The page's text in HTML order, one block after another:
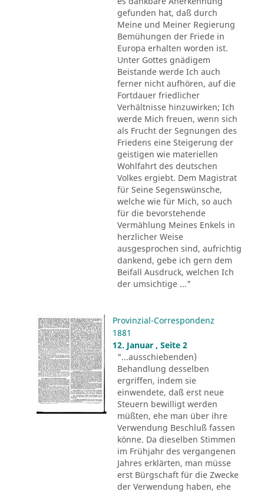
gefunden hat, daß durch
Meine und Meiner Regierung
Bemühungen der Friede in
Europa erhalten worden ist.
Unter Gottes gnädigem
Beistande werde Ich auch
ferner nicht aufhören, auf die
Fortdauer friedlicher
Verhältnisse hinzuwirken; Ich
werde Mich freuen, wenn sich
als Frucht der Segnungen des
Friedens eine Steigerung der
geistigen wie materiellen
Wohlfahrt des deutschen
Volkes ergiebt. Dem Magistrat
für Seine Segenswünsche,
welche wie für Mich, so auch
für die bevorstehende
Vermählung Meines Enkels in
herzlicher Weise
ausgesprochen sind, aufrichtig
dankend, gebe ich gern dem
Beifall Ausdruck, welchen Ich
der umsichtige ..."
Provinzial-Correspondenz
1881
12. Januar , Seite 2
"...ausschiebenden)
Behandlung desselben
ergriffen, indem sie
einwendete, daß erst neue
Steuern bewilligt werden
müßten, ehe man über ihre
Verwendung Beschluß fassen
könne. Da dieselben Stimmen
im Frühjahr des vergangenen
Jahres erklärten, man müsse
erst Bürgschaft für die Zwecke
der Verwendung haben, ehe